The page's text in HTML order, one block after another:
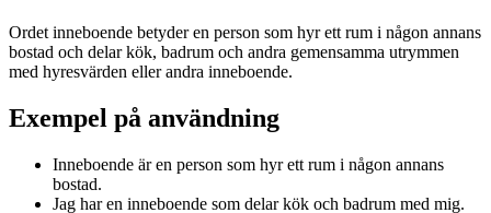
Ordet inneboende betyder en person som hyr ett rum i någon annans
bostad och delar kök, badrum och andra gemensamma utrymmen
med hyresvärden eller andra inneboende.
Exempel på användning
Inneboende är en person som hyr ett rum i någon annans
bostad.
Jag har en inneboende som delar kök och badrum med mig.